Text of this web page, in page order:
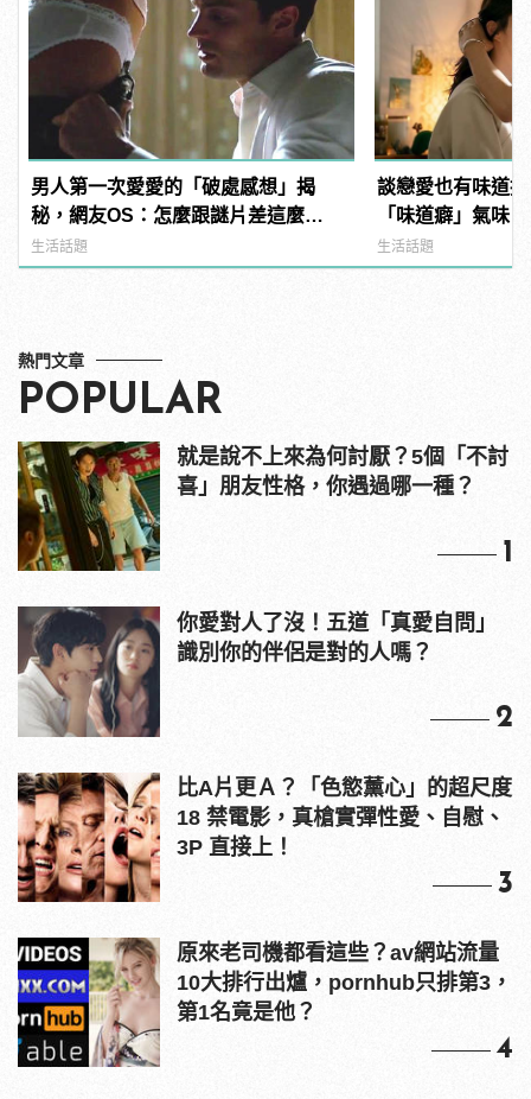
男人第一次愛愛的「破處感想」揭
秘，網友OS：怎麼跟謎片差這麼
多！？
生活話題
談戀愛也有味道
「味道癖」氣味
manfashion這樣
生活話題
熱門文章
POPULAR
就是說不上來為何討厭？5個「不討
喜」朋友性格，你遇過哪一種？
1
你愛對人了沒！五道「真愛自問」
識別你的伴侶是對的人嗎？
2
比A片更Ａ？「色慾薰心」的超尺度
18 禁電影，真槍實彈性愛、自慰、
3P 直接上！
3
原來老司機都看這些？av網站流量
10大排行出爐，pornhub只排第3，
第1名竟是他？
4